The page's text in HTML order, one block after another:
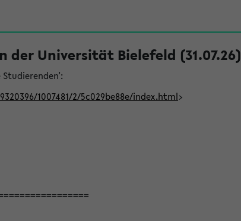
Universität Bielefeld (31.07.26)
1007481/2/5c029be88e/index.html>